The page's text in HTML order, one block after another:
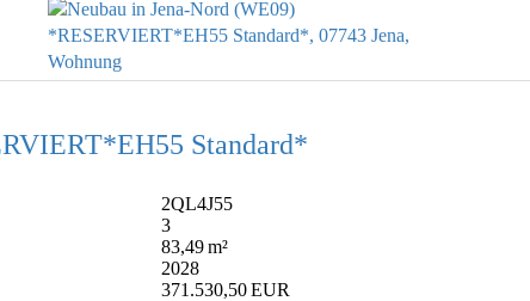
Standard*
2QL4J55
3
83,49 m²
2028
371.530,50 EUR